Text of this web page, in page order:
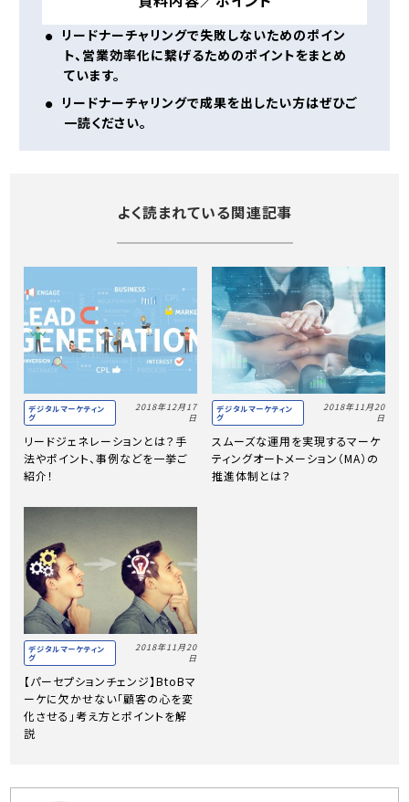
リードナーチャリングで失敗しないためのポイン
ト、営業効率化に繋げるためのポイントをまとめ
ています。
リードナーチャリングで成果を出したい方はぜひご
一読ください。
よく読まれている関連記事
デジタルマーケティン
グ
2018年12月17
日
リードジェネレーションとは？手
法やポイント、事例などを一挙ご
紹介！
デジタルマーケティン
グ
2018年11月20
日
スムーズな運用を実現するマーケ
ティングオートメーション（MA）の
推進体制とは？
デジタルマーケティン
グ
2018年11月20
日
【パーセプションチェンジ】BtoBマ
ーケに欠かせない「顧客の心を変
化させる」考え方とポイントを解
説